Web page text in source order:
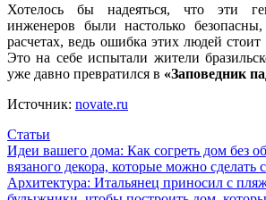
Хотелось бы надеяться, что эти
инженеров были настолько
расчетах, ведь ошибка этих людей стоит
Это на себе испытали жители
уже давно превратился в «Заповедник
Источник: novate.ru
Статьи
Навигация
по
Идеи вашего дома: Как согреть дом без
вязаного декора, которые можно сделать
Архитектура: Итальянец приносил с